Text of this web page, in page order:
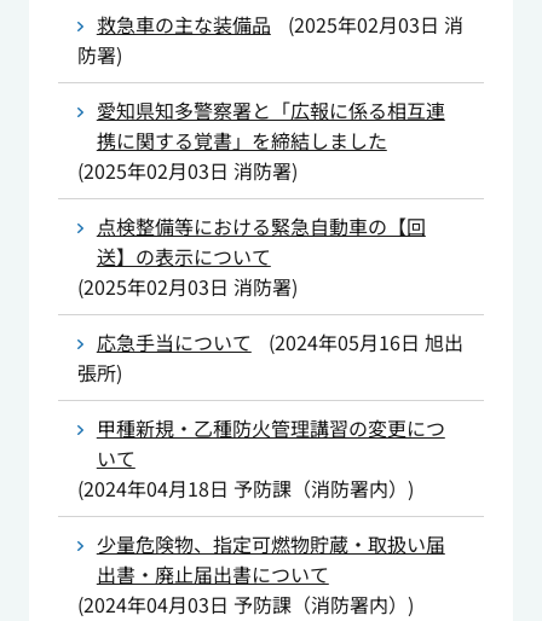
救急車の主な装備品
(2025年02月03日 消
防署)
愛知県知多警察署と「広報に係る相互連
携に関する覚書」を締結しました
(2025年02月03日 消防署)
点検整備等における緊急自動車の【回
送】の表示について
(2025年02月03日 消防署)
応急手当について
(2024年05月16日 旭出
張所)
甲種新規・乙種防火管理講習の変更につ
いて
(2024年04月18日 予防課（消防署内） )
少量危険物、指定可燃物貯蔵・取扱い届
出書・廃止届出書について
(2024年04月03日 予防課（消防署内） )